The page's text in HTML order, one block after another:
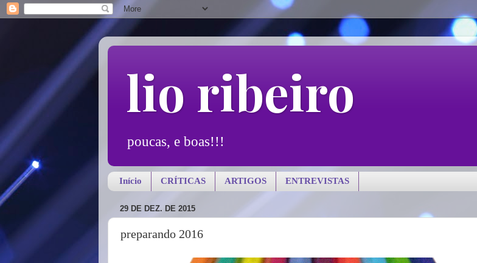
lio ribeiro
poucas, e boas!!!
Início CRÍTICAS ARTIGOS ENTREVISTAS
29 DE DEZ. DE 2015
preparando 2016